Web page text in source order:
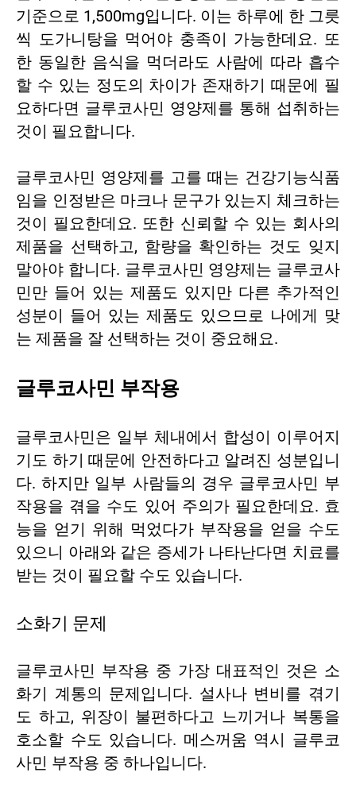
기준으로 1,500mg입니다. 이는 하루에 한 그릇
씩 도가니탕을 먹어야 충족이 가능한데요. 또
한 동일한 음식을 먹더라도 사람에 따라 흡수
할 수 있는 정도의 차이가 존재하기 때문에 필
요하다면 글루코사민 영양제를 통해 섭취하는
것이 필요합니다.
글루코사민 영양제를 고를 때는 건강기능식품
임을 인정받은 마크나 문구가 있는지 체크하는
것이 필요한데요. 또한 신뢰할 수 있는 회사의
제품을 선택하고, 함량을 확인하는 것도 잊지
말아야 합니다. 글루코사민 영양제는 글루코사
민만 들어 있는 제품도 있지만 다른 추가적인
성분이 들어 있는 제품도 있으므로 나에게 맞
는 제품을 잘 선택하는 것이 중요해요.
글루코사민 부작용
글루코사민은 일부 체내에서 합성이 이루어지
기도 하기 때문에 안전하다고 알려진 성분입니
다. 하지만 일부 사람들의 경우 글루코사민 부
작용을 겪을 수도 있어 주의가 필요한데요. 효
능을 얻기 위해 먹었다가 부작용을 얻을 수도
있으니 아래와 같은 증세가 나타난다면 치료를
받는 것이 필요할 수도 있습니다.
소화기 문제
글루코사민 부작용 중 가장 대표적인 것은 소
화기 계통의 문제입니다. 설사나 변비를 겪기
도 하고, 위장이 불편하다고 느끼거나 복통을
호소할 수도 있습니다. 메스꺼움 역시 글루코
사민 부작용 중 하나입니다.